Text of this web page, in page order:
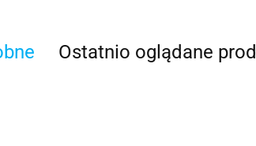
Ostatnio oglądane